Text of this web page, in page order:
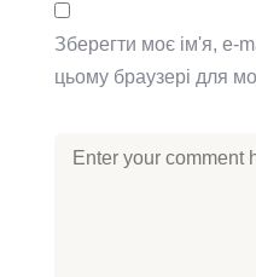
Зберегти моє ім'я, e-
цьому браузері для